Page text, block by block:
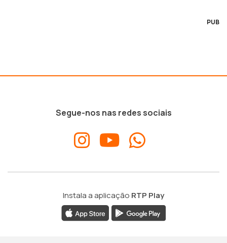
PUB
Segue-nos nas redes sociais
Instala a aplicação RTP Play